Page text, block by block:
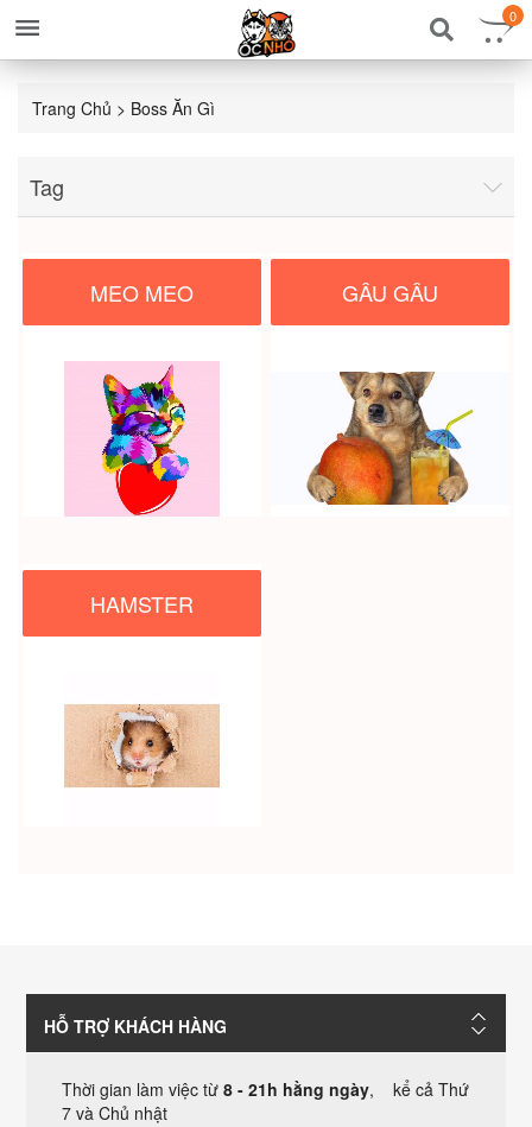
0
Trang Chủ > Boss Ăn Gì
Tag
MEO MEO GÂU GÂU
HAMSTER
HỖ TRỢ KHÁCH HÀNG
Thời gian làm việc từ 8 - 21h hằng ngày, kể cả Thứ
7 và Chủ nhật